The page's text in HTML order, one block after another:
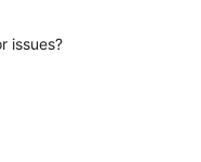
issues?